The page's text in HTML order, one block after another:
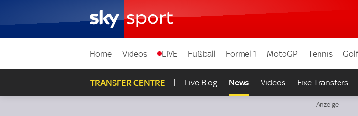
Home Videos LIVE Fußball Formel 1 MotoGP Tennis
TRANSFER CENTRE Live Blog News Videos Fixe Transfers